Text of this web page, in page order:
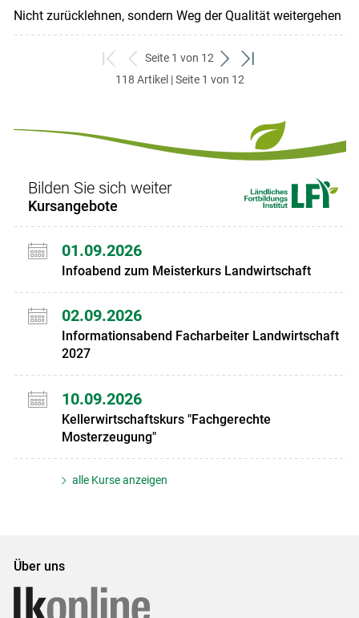
Nicht zurücklehnen, sondern Weg der Qualität weitergehen
zum
ersten
zurück
zum
Seite 1 von 12
weiter
zum
zum
118 Artikel | Seite 1 von 12
Bilden Sie sich weiter
Kursangebote
01.09.2026
Infoabend zum Meisterkurs Landwirtschaft
02.09.2026
Informationsabend Facharbeiter Landwirtschaft
2027
10.09.2026
Kellerwirtschaftskurs "Fachgerechte
Mosterzeugung"
alle Kurse anzeigen
Über uns